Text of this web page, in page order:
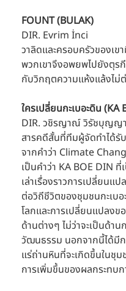
FOUNT (BULAK)
DIR. Evrim İnci
วาลิดและครอบครัวของเข
พวกเขาจึงอพยพไปยังตุ
กับวิกฤตความแห้งแล้งไม่
ใครเปลี่ยนกะเบอะดิน (KA
DIR. วชิรญาณ์ วิรัชบุญญ
สารคดีสั้นที่ทีมผู้จัดทำได้รั
จากคำว่า Climate
เป็นคำว่า KA BOE DIN
เล่าเรื่องราวการเปลี่ยน
ต่อวิถีชีวิตของชุมชนกะเบ
โลกและการเปลี่ยนแปลง
ด้านต่างๆ ไม่ว่าจะเป็นด้า
วัฒนธรรม นอกจากนี้ได้มีก
แร่ถ่านหินที่จะเกิดขึ้นในชุ
การเพิ่มขึ้นของผลกระทบ